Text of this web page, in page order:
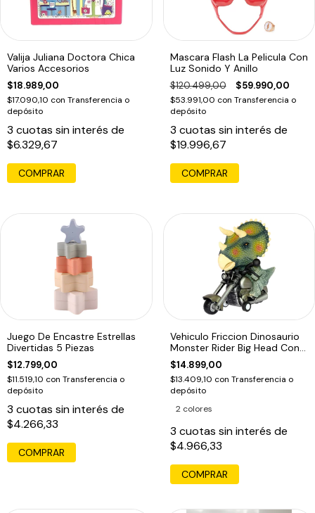
Valija Juliana Doctora Chica
Varios Accesorios
$18.989,00
$17.090,10 con Transferencia o
depósito
3 cuotas sin interés de
$6.329,67
Mascara Flash La Pelicula Con
Luz Sonido Y Anillo
$120.499,00 $59.990,00
$53.991,00 con Transferencia o
depósito
3 cuotas sin interés de
$19.996,67
COMPRAR
Juego De Encastre Estrellas
Divertidas 5 Piezas
$12.799,00
$11.519,10 con Transferencia o
depósito
3 cuotas sin interés de
$4.266,33
COMPRAR
Vehiculo Friccion Dinosaurio
Monster Rider Big Head Con
Moto
$14.899,00
$13.409,10 con Transferencia o
depósito
2 colores
3 cuotas sin interés de
$4.966,33
COMPRAR